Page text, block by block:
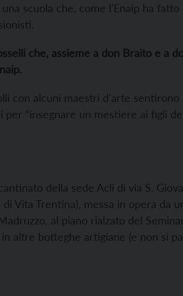
scuola che, come l’Enaip ha fatto
che, assieme a don Braito e a
con alcuni maestri d'arte sentirono
“insegnare un mestiere ai figli
della sede Acli di via S.
Vita Trentina), messa in opera da
al piano rialzato del
altre botteghe artigiane (e non si